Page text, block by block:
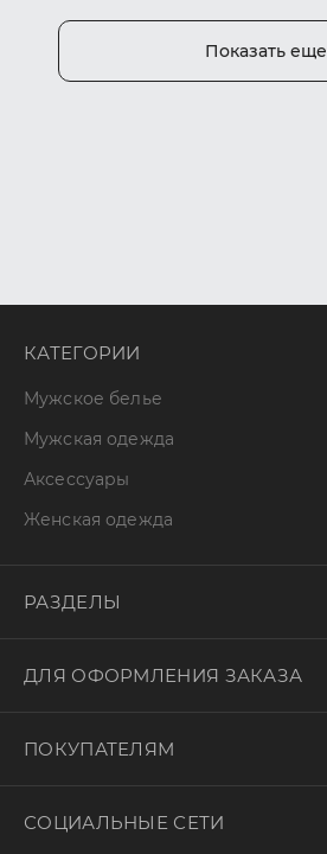
Показать еще
КАТЕГОРИИ
Мужское белье
Мужская одежда
Аксессуары
Женская одежда
РАЗДЕЛЫ
ДЛЯ ОФОРМЛЕНИЯ ЗАКАЗА
ПОКУПАТЕЛЯМ
СОЦИАЛЬНЫЕ СЕТИ